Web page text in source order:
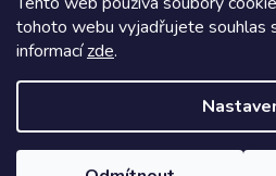
tohoto webu vyjadřujete souhlas
informacízde.
Copyright 2026Elektro Klesný s.r.o.
Grafický návrh vytvořil a na Shoptet